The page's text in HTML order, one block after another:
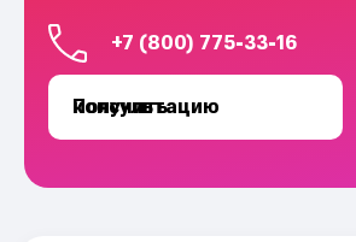
+7 (800) 775-33-16
Получить консультацию